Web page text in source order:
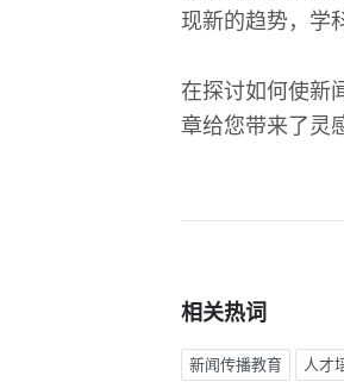
现新的趋势，学
在探讨如何使新
章给您带来了灵
相关热词
新闻传播教育 人才